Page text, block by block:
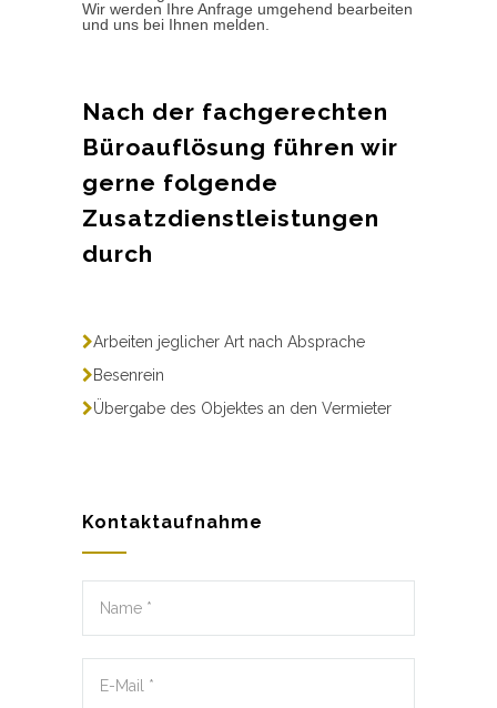
Wir werden Ihre Anfrage umgehend bearbeiten
und uns bei Ihnen melden.
Nach der fachgerechten
Büroauflösung führen wir
gerne folgende
Zusatzdienstleistungen
durch
Arbeiten jeglicher Art nach Absprache
Besenrein
Übergabe des Objektes an den Vermieter
Kontaktaufnahme